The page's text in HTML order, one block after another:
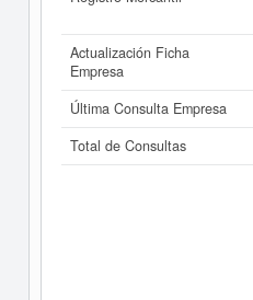
Actualización Ficha
Empresa
Última Consulta Empresa
Total de Consultas